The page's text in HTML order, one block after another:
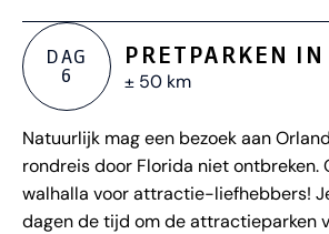
DAG
6
PRETPARKEN
± 50 km
Natuurlijk mag een bezoek aan
rondreis door Florida niet ontbreken.
walhalla voor attractie-liefhebbers!
dagen de tijd om de attractieparken